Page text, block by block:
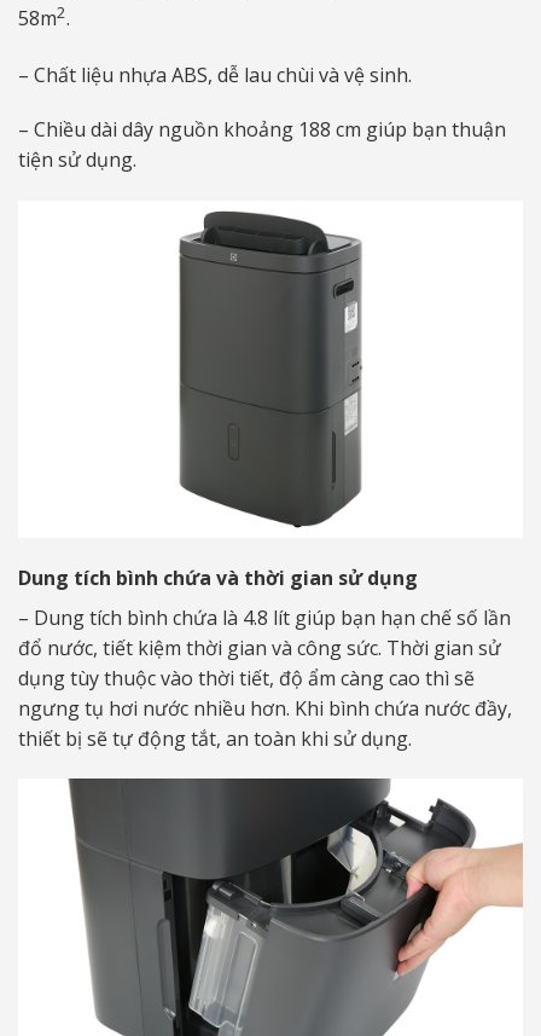
58m2.
– Chất liệu nhựa ABS, dễ lau chùi và vệ sinh.
– Chiều dài dây nguồn khoảng 188 cm giúp bạn thuận
tiện sử dụng.
Dung tích bình chứa và thời gian sử dụng
– Dung tích bình chứa là 4.8 lít giúp bạn hạn chế số lần
đổ nước, tiết kiệm thời gian và công sức. Thời gian sử
dụng tùy thuộc vào thời tiết, độ ẩm càng cao thì sẽ
ngưng tụ hơi nước nhiều hơn. Khi bình chứa nước đầy,
thiết bị sẽ tự động tắt, an toàn khi sử dụng.